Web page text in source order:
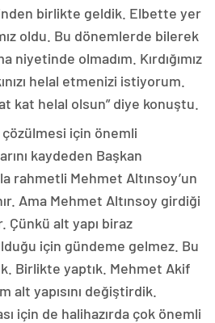
birlikte geldik. Elbette yer
oldu. Bu dönemlerde bilerek
niyetinde olmadım. Kırdığımız
helal etmenizi istiyorum.
kat helal olsun” diye konuştu.
için önemli
kaydeden Başkan
rahmetli Mehmet Altınsoy’un
Ama Mehmet Altınsoy girdiği
alt yapı biraz
için gündeme gelmez. Bu
Birlikte yaptık. Mehmet Akif
alt yapısını değiştirdik.
için de halihazırda çok önemli